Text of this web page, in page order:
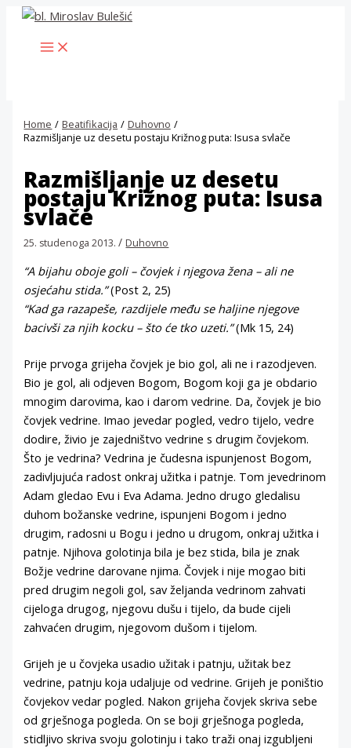
Skip
content
MAIN
MENU
Home Beatifikacija
Duhovno
Razmišljanje uz desetu postaju Križnog puta: Isusa svlače
Razmišljanje uz desetu
postaju Križnog puta: Isusa
svlače
25. studenoga 2013./ Duhovno
“A bijahu oboje goli – čovjek i njegova žena – ali ne
osjećahu stida.”(Post 2, 25)
“Kad ga razapeše, razdijele među se haljine njegove
bacivši za njih kocku – što će tko uzeti.”(Mk 15, 24)
Prije prvoga grijeha čovjek je bio gol, ali ne i razodjeven.
Bio je gol, ali odjeven Bogom, Bogom koji ga je obdario
mnogim darovima, kao i darom vedrine. Da, čovjek je bio
čovjek vedrine. Imao jevedar pogled, vedro tijelo, vedre
dodire, živio je zajedništvo vedrine s drugim čovjekom.
Što je vedrina? Vedrina je čudesna ispunjenost Bogom,
zadivljujuća radost onkraj užitka i patnje. Tom jevedrinom
Adam gledao Evu i Eva Adama. Jedno drugo gledalisu
duhom božanske vedrine, ispunjeni Bogom i jedno
drugim, radosni u Bogu i jedno u drugom, onkraj užitka i
patnje. Njihova golotinja bila je bez stida, bila je znak
Božje vedrine darovane njima. Čovjek i nije mogao biti
pred drugim negoli gol, sav željanda vedrinom zahvati
cijeloga drugog, njegovu dušu i tijelo, da bude cijeli
zahvaćen drugim, njegovom dušom i tijelom.
Grijeh je u čovjeka usadio užitak i patnju, užitak bez
vedrine, patnju koja udaljuje od vedrine. Grijeh je poništio
čovjekov vedar pogled. Nakon grijeha čovjek skriva sebe
od grješnoga pogleda. On se boji grješnoga pogleda,
stidljivo skriva svoju golotinju i tako traži onaj izgubljeni